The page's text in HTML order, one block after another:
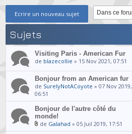
Ecrire un nouveau sujet
Sujets
Visiting Paris - American Fur
de blazecollie » 15 Nov 2021, 07:51
Bonjour from an American fur
de SurelyNotACoyote » 07 Nov 2019,
06:51
Bonjour de l'autre côté du
monde!
de Galahad » 05 Juil 2019, 17:51